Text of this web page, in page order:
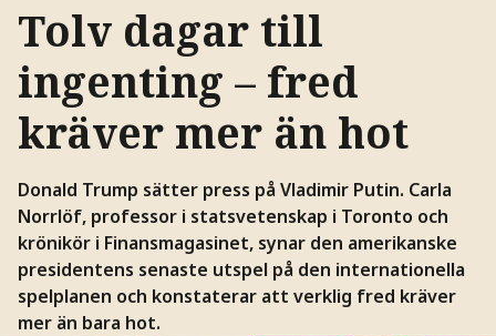
Tolv dagar till
ingenting – fred
kräver mer än hot
Donald Trump sätter press på Vladimir Putin. Carla
Norrlöf, professor i statsvetenskap i Toronto och
krönikör i Finansmagasinet, synar den amerikanske
presidentens senaste utspel på den internationella
spelplanen och konstaterar att verklig fred kräver
mer än bara hot.